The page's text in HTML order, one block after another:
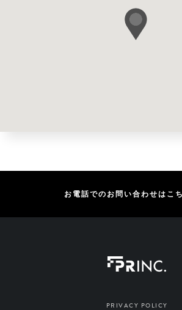
お電話でのお問い合わせはこ
PRIVACY POLICY